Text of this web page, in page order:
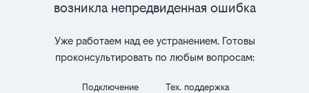
Возникла непредвиденная ошибка
Уже работаем над ее устранением. Готовы
проконсультировать по любым вопросам:
Подключение Тех. поддержка